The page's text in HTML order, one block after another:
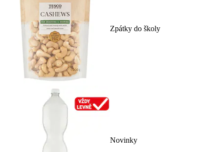
Zpátky do školy
Novinky